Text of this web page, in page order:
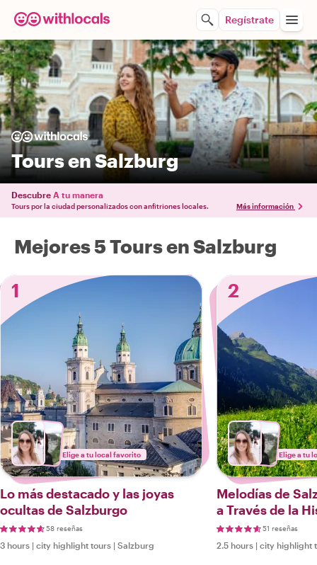
Regístrate
Tours en Salzburg
Descubre A tu manera
Tours por la ciudad personalizados con anfitriones locales. Más información
Mejores 5 Tours en Salzburg
1
Elige a tu local favorito
Lo más destacado y las joyas
ocultas de Salzburgo
58 reseñas
3 hours | city highlight tours | Salzburg
2
Elige a tu
Melodías de
a Través de la
la Cultura Alpina
51 reseñas
2.5 hours | city highlight